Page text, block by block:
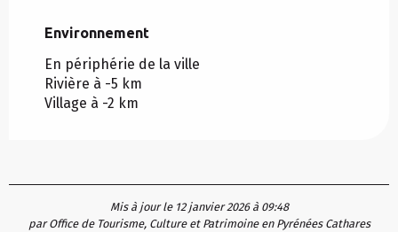
Environnement
Environnement
En périphérie de la ville
Rivière à -5 km
Village à -2 km
Mis à jour le 12 janvier 2026 à 09:48
par Office de Tourisme, Culture et Patrimoine en Pyrénées Cathares